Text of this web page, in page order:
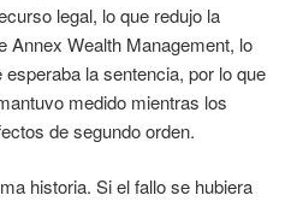
legal, lo que redujo la
Annex Wealth Management, lo
la sentencia, por lo que
medido mientras los
de segundo orden.
historia. Si el fallo se hubiera